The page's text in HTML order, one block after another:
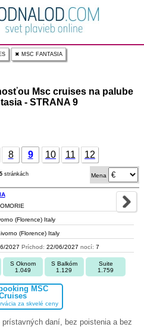
✖ MSC FANTASIA
Msc cruises na palube
- STRANA 9
8 9 10 11 12
stránkách Mena
(Florence) Italy
(Florence) Italy
2027 Príchod: 22/06/2027 nocí: 7
S Oknom
1.049
S Balkóm
1.129
Suite
1.759
MSC
za skvelé ceny
daní, bez poistenia a bez